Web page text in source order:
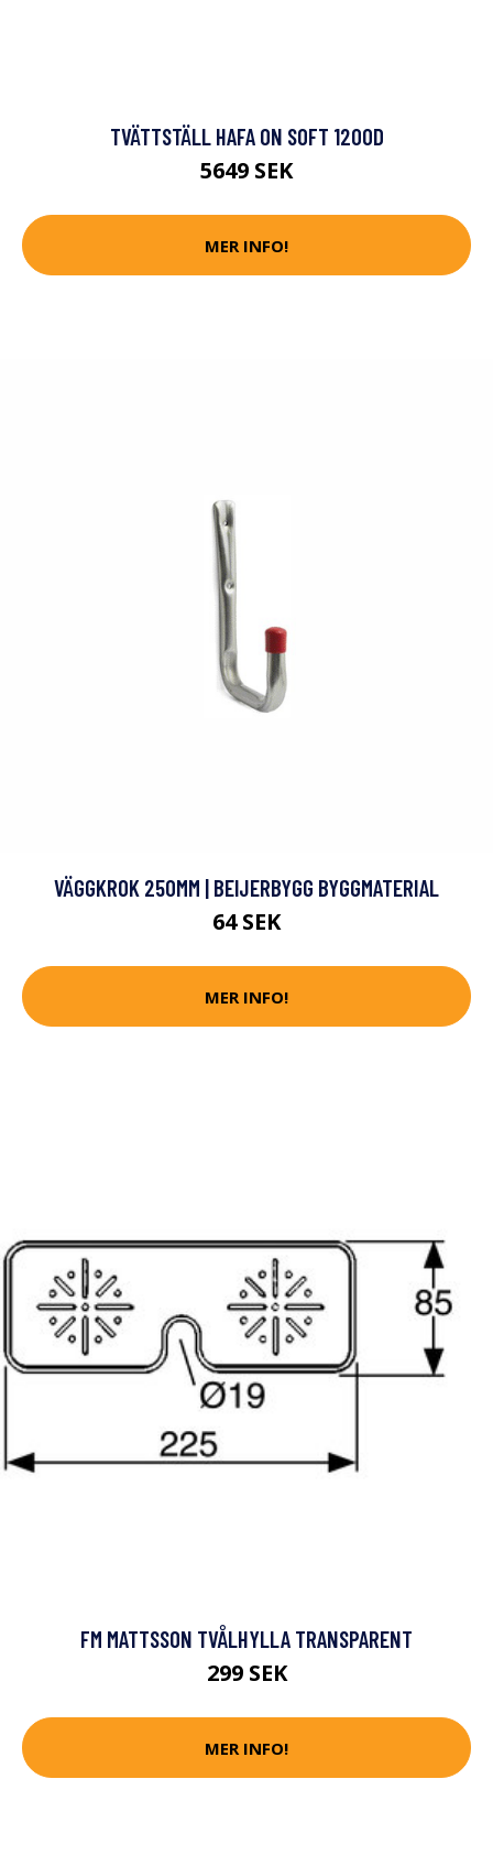
TVÄTTSTÄLL HAFA ON SOFT 1200D
5649 SEK
MER INFO!
VÄGGKROK 250MM | BEIJERBYGG BYGGMATERIAL
64 SEK
MER INFO!
FM MATTSSON TVÅLHYLLA TRANSPARENT
299 SEK
MER INFO!